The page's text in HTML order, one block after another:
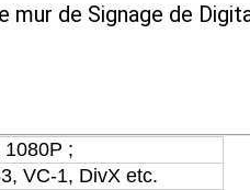
de Signage de
;
VC-1, DivX etc.